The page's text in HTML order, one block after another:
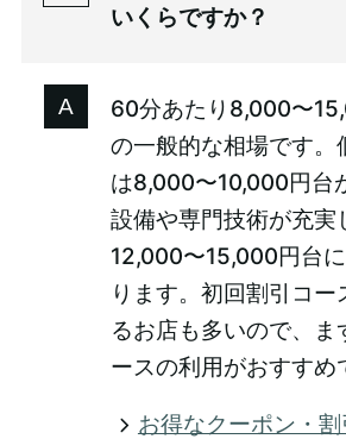
いくらですか？
60分あたり8,000〜
の一般的な相場です。
は8,000〜10,000円台
設備や専門技術が充実
12,000〜15,000円台
ります。初回割引コー
るお店も多いので、ま
ースの利用がおすすめ
お得なクーポン・